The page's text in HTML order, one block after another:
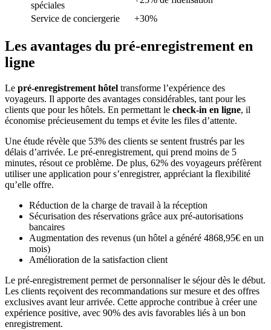
spéciales
Service de conciergerie
+30%
Les avantages du pré-enregistrement en
ligne
Le pré-enregistrement hôtel transforme l’expérience des
voyageurs. Il apporte des avantages considérables, tant pour les
clients que pour les hôtels. En permettant le check-in en ligne, il
économise précieusement du temps et évite les files d’attente.
Une étude révèle que 53% des clients se sentent frustrés par les
délais d’arrivée. Le pré-enregistrement, qui prend moins de 5
minutes, résout ce problème. De plus, 62% des voyageurs préfèrent
utiliser une application pour s’enregistrer, appréciant la flexibilité
qu’elle offre.
Réduction de la charge de travail à la réception
Sécurisation des réservations grâce aux pré-autorisations
bancaires
Augmentation des revenus (un hôtel a généré 4868,95€ en un
mois)
Amélioration de la satisfaction client
Le pré-enregistrement permet de personnaliser le séjour dès le début.
Les clients reçoivent des recommandations sur mesure et des offres
exclusives avant leur arrivée. Cette approche contribue à créer une
expérience positive, avec 90% des avis favorables liés à un bon
enregistrement.